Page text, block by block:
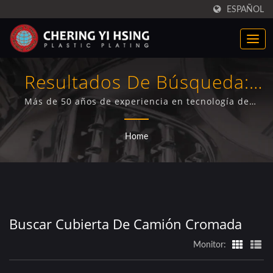
ESPAÑOL
Resultados De Búsqueda:
Cubierta De Camión
Cromada | CYH
Más de 50 años de experiencia en tecnología de
cromado de plástico, CYH.Servicios profesionales de
cromado de plástico cromado, incluyendo cromado
brillante, satinado, trivalente, <br /> cromado de
plástico para varias piezas de automóviles (cubiertas
Home
Buscar Cubierta De Camión Cromada
Monitor: